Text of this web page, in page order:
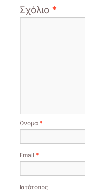
Σχόλιο *
Όνομα *
Email *
Ιστότοπος